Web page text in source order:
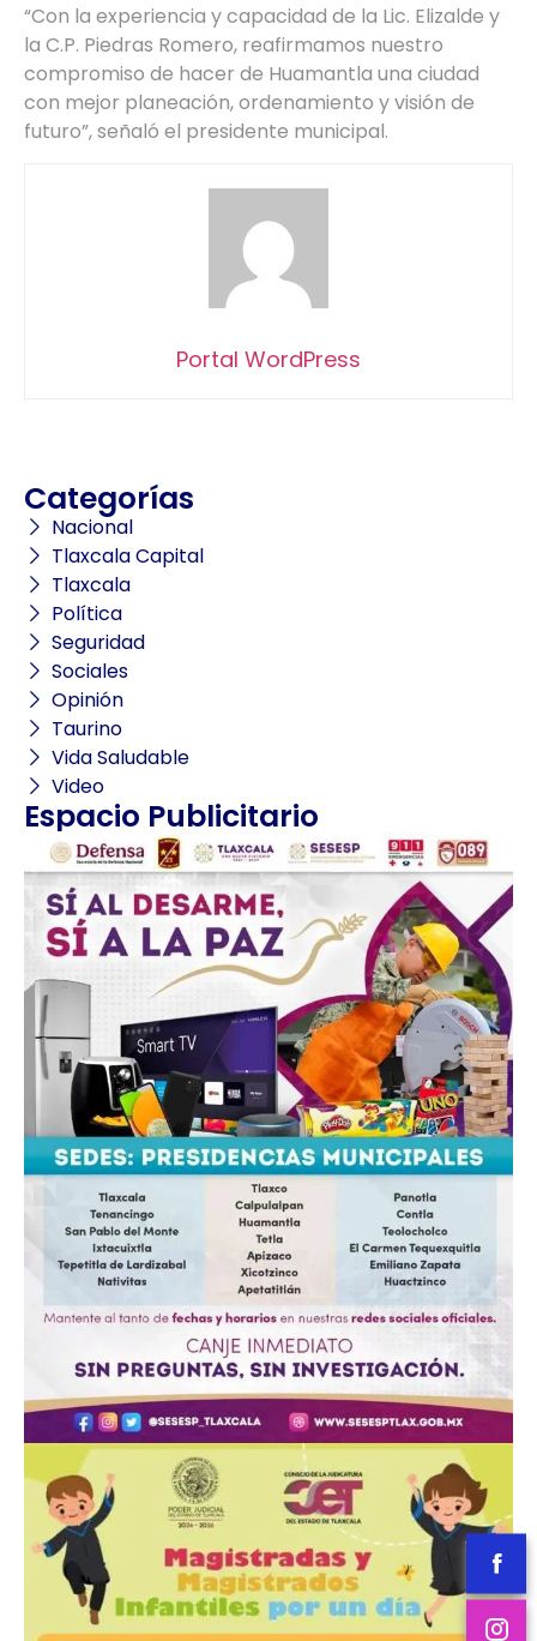
“Con la experiencia y capacidad de la Lic. Elizalde y
la C.P. Piedras Romero, reafirmamos nuestro
compromiso de hacer de Huamantla una ciudad
con mejor planeación, ordenamiento y visión de
futuro”, señaló el presidente municipal.
Portal WordPress
Categorías
Nacional
Tlaxcala Capital
Tlaxcala
Política
Seguridad
Sociales
Opinión
Taurino
Vida Saludable
Video
Espacio Publicitario